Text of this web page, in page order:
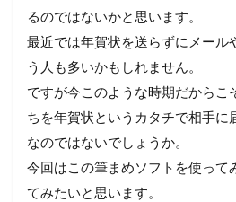
種類
もあ
るの
に
500
円前
後
簡
単
るのではないかと思います。
最近では年賀状を送らずにメール
う人も多いかもしれません。
ですが今このような時期だからこ
ちを年賀状というカタチで相手に
なのではないでしょうか。
今回はこの筆まめソフトを使って
てみたいと思います。